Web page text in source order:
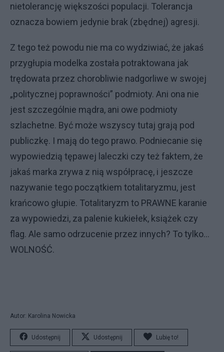
nietolerancję większości populacji. Tolerancja
oznacza bowiem jedynie brak (zbędnej) agresji.
Z tego też powodu nie ma co wydziwiać, że jakaś
przygłupia modelka została potraktowana jak
trędowata przez chorobliwie nadgorliwe w swojej
„politycznej poprawności” podmioty. Ani ona nie
jest szczególnie mądra, ani owe podmioty
szlachetne. Być może wszyscy tutaj grają pod
publiczkę. I mają do tego prawo. Podniecanie się
wypowiedzią tępawej laleczki czy też faktem, że
jakaś marka zrywa z nią współpracę, i jeszcze
nazywanie tego początkiem totalitaryzmu, jest
krańcowo głupie. Totalitaryzm to PRAWNE karanie
za wypowiedzi, za palenie kukiełek, książek czy
flag. Ale samo odrzucenie przez innych? To tylko...
WOLNOŚĆ.
Autor: Karolina Nowicka
Udostępnij Udostępnij Lubię to!